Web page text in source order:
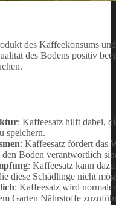
des Kaffeekonsums
des Bodens positiv
: Kaffeesatz hilft dabei,
speichern.
: Kaffeesatz fördert das
Boden verantwortlich
: Kaffeesatz kann
diese Schädlinge nicht
: Kaffeesatz wird
Garten Nährstoffe